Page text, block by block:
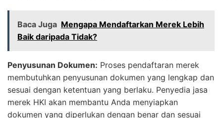
Baca Juga Mengapa Mendaftarkan Merek Lebih
Baik daripada Tidak?
Penyusunan Dokumen: Proses pendaftaran merek
membutuhkan penyusunan dokumen yang lengkap dan
sesuai dengan ketentuan yang berlaku. Penyedia jasa
merek HKI akan membantu Anda menyiapkan
dokumen yang diperlukan dengan benar dan sesuai